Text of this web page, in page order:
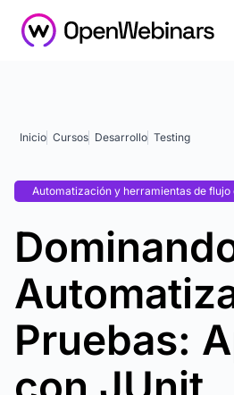
Inicio Cursos Desarrollo Testing
Automatización y herramientas de flujo
Pruebas: